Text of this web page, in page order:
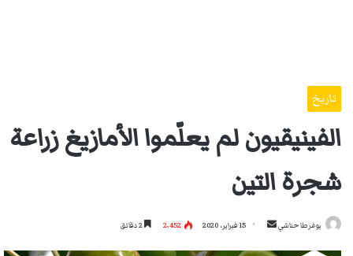
تاريخ
الفينيقيون لم يعلّموا الأمازيغ زراعة
شجرة التين
يوغرطا حناشي
أرسل
15 فبراير، 2020 2٬452